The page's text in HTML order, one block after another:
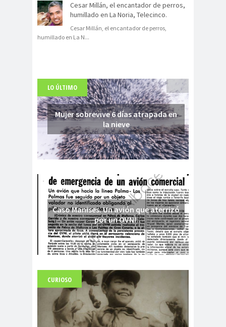
Cesar Millán, el encantador de perros,
humillado en La Noria, Telecinco.
Cesar Millán, el encantador de perros,
humillado en La N...
LO ÚLTIMO
Mujer sobrevive 6 días atrapada en
la nieve
Caso Manises. Un avión que aterrizó
por un OVNI.
Fuerte abandonado del siglo XIX
CURIOSO